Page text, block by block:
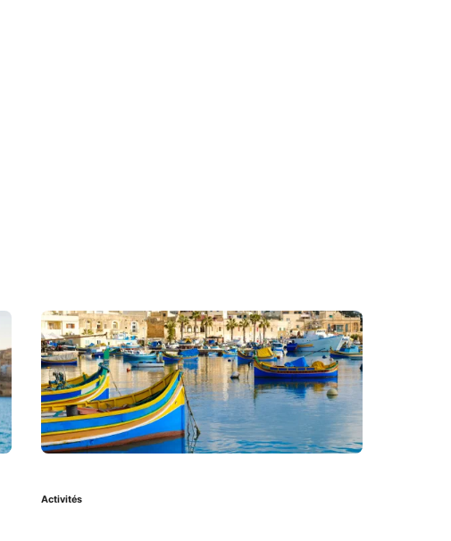
Activités